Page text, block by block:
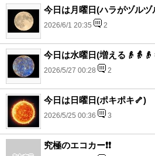
今日は月曜日(ハラがヅル
2026/6/1 20:35 2
今日は水曜日(増える
2026/5/27 00:28 2
今日は日曜日(ポキポキ🦴)
2026/5/25 00:36 3
究極のエコカー❗❗